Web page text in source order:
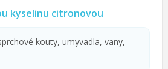
kyselinu citronovou
kouty, umyvadla, vany,